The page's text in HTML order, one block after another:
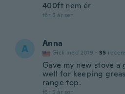
400ft nem ér
för 5 år sen
A Anna
Gick med 2019 · 35
Gave my new stove
well for keeping
range top.
för 5 år sen